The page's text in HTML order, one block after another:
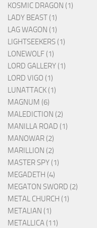
KOSMIC DRAGON (1)
LADY BEAST (1)
LAG WAGON (1)
LIGHTSEEKERS (1)
LONEWOLF (1)
LORD GALLERY (1)
LORD VIGO (1)
LUNATTACK (1)
MAGNUM (6)
MALEDICTION (2)
MANILLA ROAD (1)
MANOWAR (2)
MARILLION (2)
MASTER SPY (1)
MEGADETH (4)
MEGATON SWORD (2)
METAL CHURCH (1)
METALIAN (1)
METALLICA (11)